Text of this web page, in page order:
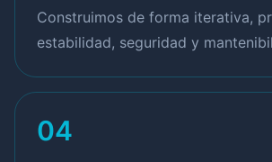
Construimos de forma iterativa,
estabilidad, seguridad y
04